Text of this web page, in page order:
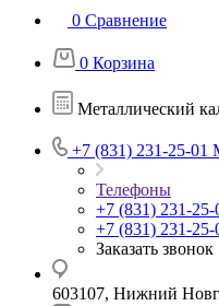
0 Сравнение
0 Корзина
Металлический
+7 (831) 231-25-01
Телефоны
+7 (831) 231-25-
+7 (831) 231-25-
Заказать звонок
603107, Нижний